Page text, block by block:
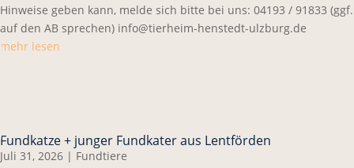
Hinweise geben kann, melde sich bitte bei uns: 04193 / 91833 (ggf.
auf den AB sprechen) info@tierheim-henstedt-ulzburg.de
mehr lesen
Fundkatze + junger Fundkater aus Lentförden
Juli 31, 2026 | Fundtiere